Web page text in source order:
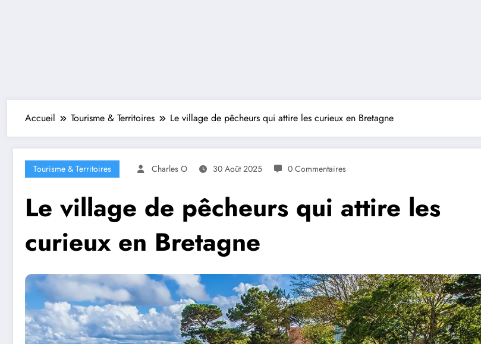
Accueil Tourisme & Territoires Le village de pêcheurs qui attire les curieux en Bretagne
Tourisme & Territoires Charles O 30 Août 2025 0 Commentaires
Le village de pêcheurs qui attire les
curieux en Bretagne